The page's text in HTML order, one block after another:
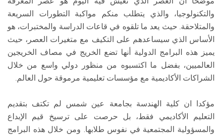
والتكنولوجيا، والذي يتطلب منكم مواكبة التطورات السريعة
والمتلاحقة. حيث يعد ما تلقوه في قاعات الدراسة والمختبرات، هو
الأساس الذي سيساعدهم على التكيف مع متغيرات العصر، حيث
يميز هذه البرامج الدولية أنها تضع الخريج في مصاف الخريجين
العالميين، بفضل ما اكتسبوه من منظور دولي واسع من خلال
الشراكات الأكاديمية مع مؤسسات تعليمية مرموقة حول العالم.
مؤكدا ان كلية الهندسة بجامعة عين شمس لم تكتف بتقديم
التعليم الأكاديمي فقط، بل حرصت على ترسيخ قيم الإبداع
والمسؤولية المجتمعية في نفوس طلابها. ومن خلال هذه البرامج